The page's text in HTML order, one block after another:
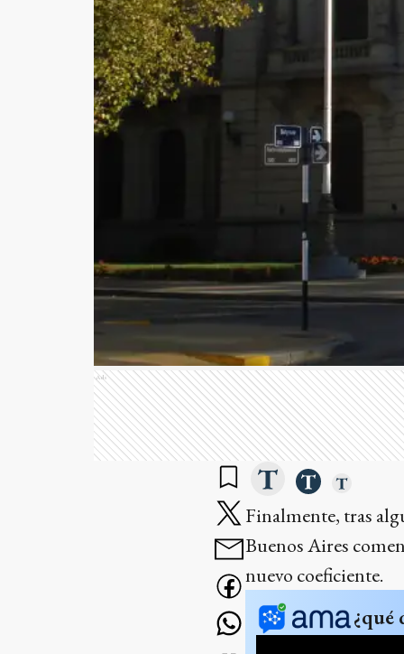
Ads
Finalmente, tras
Buenos Aires
nuevo coeficiente.
¿qué